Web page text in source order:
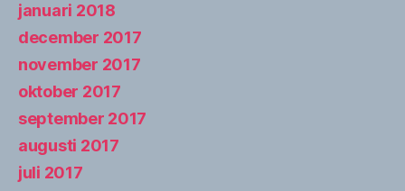
januari 2018
december 2017
november 2017
oktober 2017
september 2017
augusti 2017
juli 2017